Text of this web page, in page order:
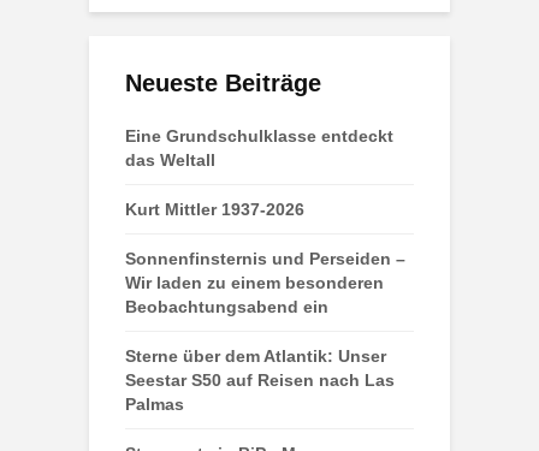
Neueste Beiträge
Eine Grundschulklasse entdeckt
das Weltall
Kurt Mittler 1937-2026
Sonnenfinsternis und Perseiden –
Wir laden zu einem besonderen
Beobachtungsabend ein
Sterne über dem Atlantik: Unser
Seestar S50 auf Reisen nach Las
Palmas